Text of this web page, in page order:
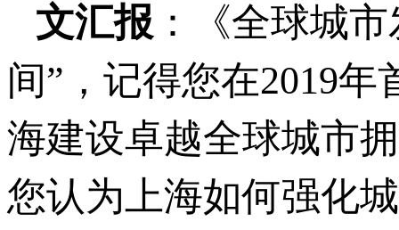
文汇报 ：《全球城
间”，记得您在2019
海建设卓越全球城市
您认为上海如何强化